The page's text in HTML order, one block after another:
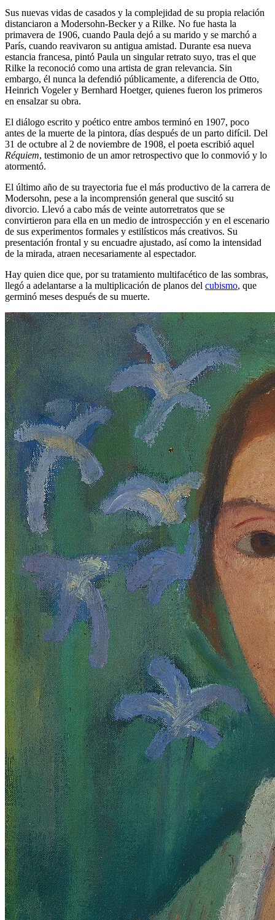
Sus nuevas vidas de casados ​​y la complejidad de su propia relación
distanciaron a Modersohn-Becker y a Rilke. No fue hasta la
primavera de 1906, cuando Paula dejó a su marido y se marchó a
París, cuando reavivaron su antigua amistad. Durante esa nueva
estancia francesa, pintó Paula un singular retrato suyo, tras el que
Rilke la reconoció como una artista de gran relevancia. Sin
embargo, él nunca la defendió públicamente, a diferencia de Otto,
Heinrich Vogeler y Bernhard Hoetger, quienes fueron los primeros
en ensalzar su obra.
El diálogo escrito y poético entre ambos terminó en 1907, poco
antes de la muerte de la pintora, días después de un parto difícil. Del
31 de octubre al 2 de noviembre de 1908, el poeta escribió aquel
Réquiem, testimonio de un amor retrospectivo que lo conmovió y lo
atormentó.
El último año de su trayectoria fue el más productivo de la carrera de
Modersohn, pese a la incomprensión general que suscitó su
divorcio. Llevó a cabo más de veinte autorretratos que se
convirtieron para ella en un medio de introspección y en el escenario
de sus experimentos formales y estilísticos más creativos. Su
presentación frontal y su encuadre ajustado, así como la intensidad
de la mirada, atraen necesariamente al espectador.
Hay quien dice que, por su tratamiento multifacético de las sombras,
llegó a adelantarse a la multiplicación de planos del cubismo, que
germinó meses después de su muerte.